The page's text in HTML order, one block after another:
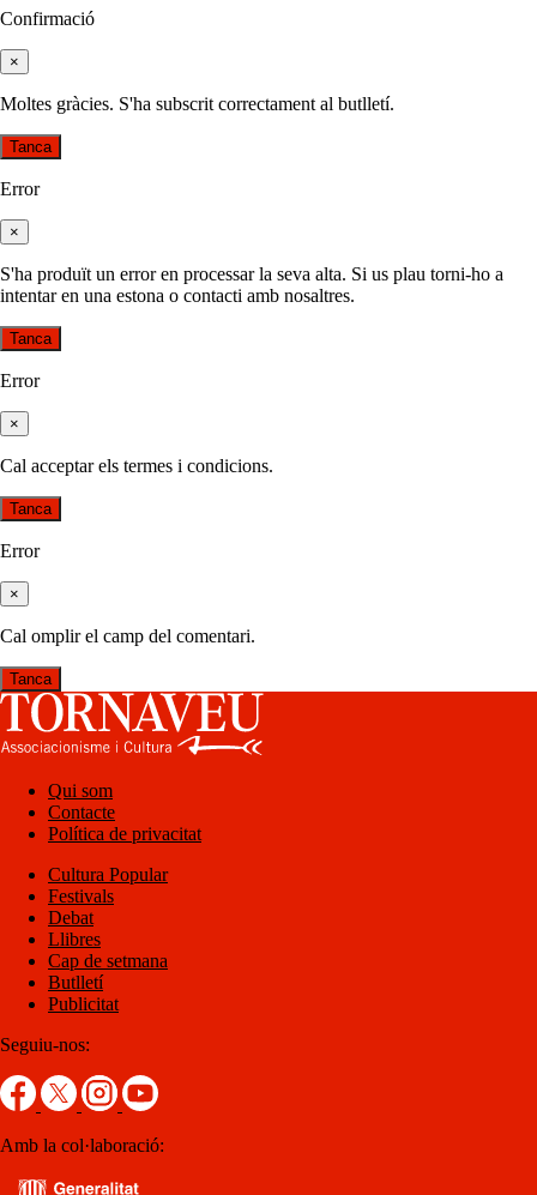
Confirmació
×
Moltes gràcies. S'ha subscrit correctament al butlletí.
Tanca
Error
×
S'ha produït un error en processar la seva alta. Si us plau torni-ho a
intentar en una estona o contacti amb nosaltres.
Tanca
Error
×
Cal acceptar els termes i condicions.
Tanca
Error
×
Cal omplir el camp del comentari.
Tanca
Qui som
Contacte
Política de privacitat
Cultura Popular
Festivals
Debat
Llibres
Cap de setmana
Butlletí
Publicitat
Seguiu-nos:
Amb la col·laboració: